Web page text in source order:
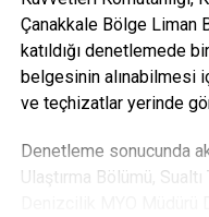
Çanakkale Bölge Liman
katıldığı denetlemede
belgesinin alınabilmesi
ve teçhizatlar yerinde
Denetleme sonucunda
Ulaştırma Bölümü,